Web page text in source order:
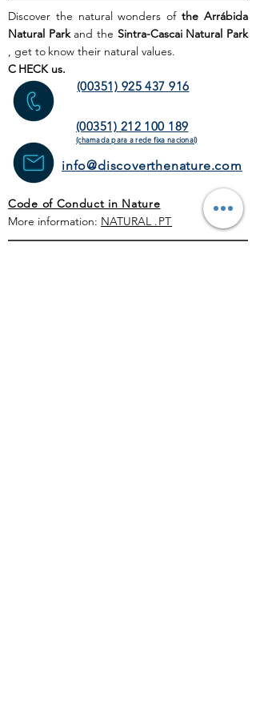
Discover the natural wonders ofthe Arrábida
Natural Parkand the Sintra-Cascai Natural Park
, get to know their natural values.
C HECK us.
(00351) 925 437 916
(00351) 212 100 189
(chamada para a rede fixa nacional)
info@discoverthenature.com
Code of Conduct in Nature
More information: NATURAL .PT